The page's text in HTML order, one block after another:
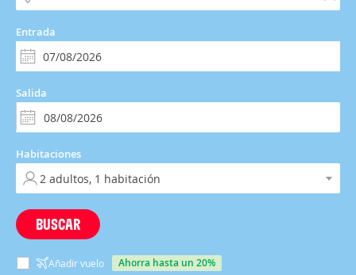
Entrada
Salida
Habitaciones
BUSCAR
Añadir vuelo ahorra hasta un 20%